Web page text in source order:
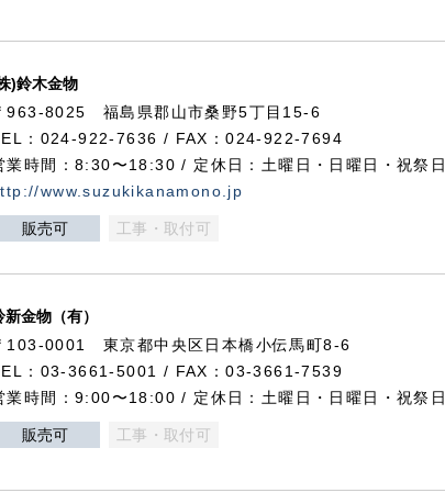
)鈴木金物
963-8025 福島県郡山市桑野5丁目15-6
：024-922-7636 / FAX：024-922-7694
業時間：8:30〜18:30 / 定休日：土曜日・日曜日・祝祭日
www.suzukikanamono.jp
販売可 工事・取付可
新金物（有）
103-0001 東京都中央区日本橋小伝馬町8-6
：03-3661-5001 / FAX：03-3661-7539
業時間：9:00〜18:00 / 定休日：土曜日・日曜日・祝祭日
販売可 工事・取付可